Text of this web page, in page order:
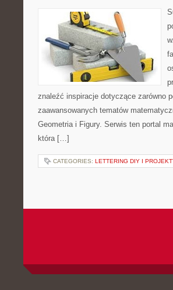
znaleźć inspiracje dotyczące zarówno
zaawansowanych tematów
Geometria i Figury. Serwis ten portal
która […]
CATEGORIES: LETTERING DIY I